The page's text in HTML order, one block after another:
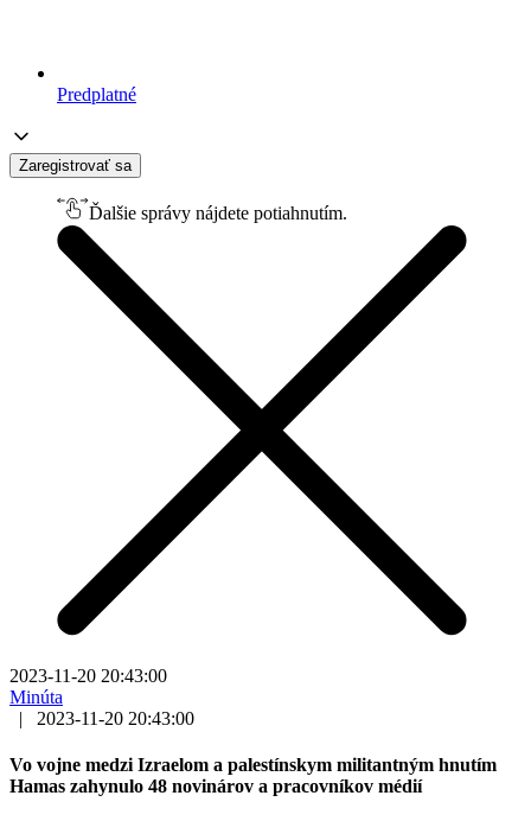
Predplatné
Zaregistrovať sa
Ďalšie správy nájdete potiahnutím.
2023-11-20 20:43:00
Minúta
|
2023-11-20 20:43:00
Vo vojne medzi Izraelom a palestínskym militantným hnutím
Hamas zahynulo 48 novinárov a pracovníkov médií